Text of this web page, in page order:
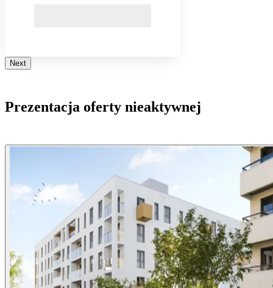
Next
Prezentacja oferty nieaktywnej